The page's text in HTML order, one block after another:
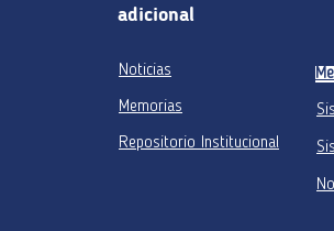
adicional
Noticias
Memorias
Repositorio Institucional